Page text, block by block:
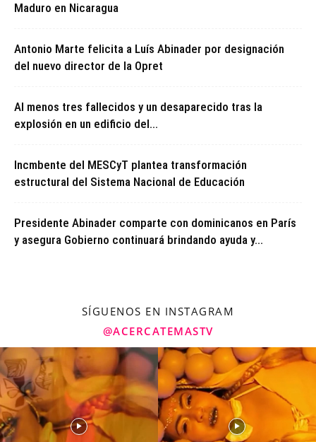
Maduro en Nicaragua
Antonio Marte felicita a Luís Abinader por designación
del nuevo director de la Opret
Al menos tres fallecidos y un desaparecido tras la
explosión en un edificio del...
Incmbente del MESCyT plantea transformación
estructural del Sistema Nacional de Educación
Presidente Abinader comparte con dominicanos en París
y asegura Gobierno continuará brindando ayuda y...
SÍGUENOS EN INSTAGRAM
@ACERCATEMASTV